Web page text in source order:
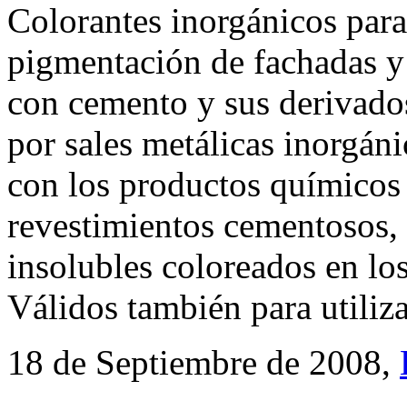
Colorantes inorgánicos
pigmentación de fachadas
con cemento y sus
por sales metálicas
con los productos
revestimientos
insolubles coloreados en
Válidos también para
18 de Septiembre de 2008,